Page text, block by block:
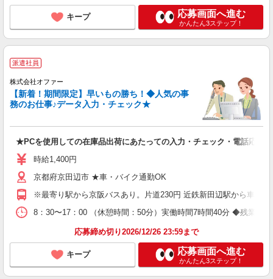
キープ 応募画面へ進む
かんたん3ステップ！
派遣社員
株式会社オファー
【新着！期間限定】早いもの勝ち！◆人気の事
務のお仕事♪データ入力・チェック★
★PCを使用しての在庫品出荷にあたっての入力・チェック・電話応対
時給1,400円
京都府京田辺市 ★車・バイク通勤OK
※最寄り駅から京阪バスあり。片道230円 近鉄新田辺駅から車で
8：30〜17：00 （休憩時間：50分）実働時間7時間40分 ◆残業は
応募締め切り2026/12/26 23:59まで
キープ 応募画面へ進む
かんたん3ステップ！